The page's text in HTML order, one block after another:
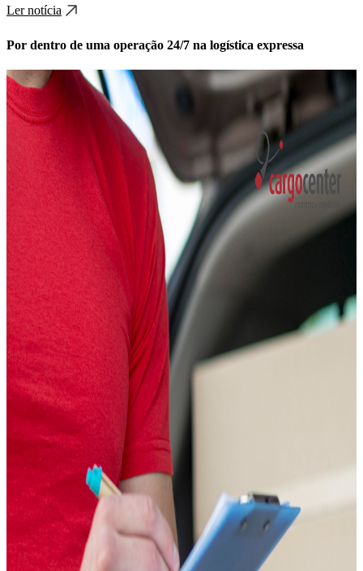
Ler notícia
Por dentro de uma operação 24/7 na logística expressa